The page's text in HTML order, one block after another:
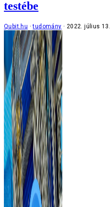
testébe
Qubit.hu tudomány 2022. július 13.